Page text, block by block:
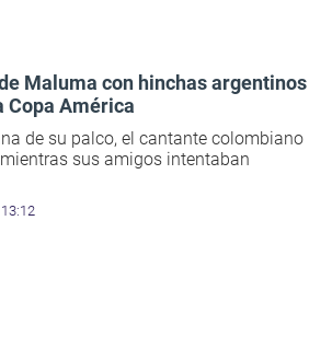
Maluma con hinchas argentinos
Copa América
de su palco, el cantante colombiano
sus amigos intentaban